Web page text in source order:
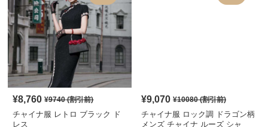
¥8,760 ¥9740(割引前)
チャイナ服 レトロ ブラック ド
レス
¥9,070 ¥10080(割引前)
チャイナ服 ロック調 ドラゴン柄
メンズ チャイナ ルーズ シャ